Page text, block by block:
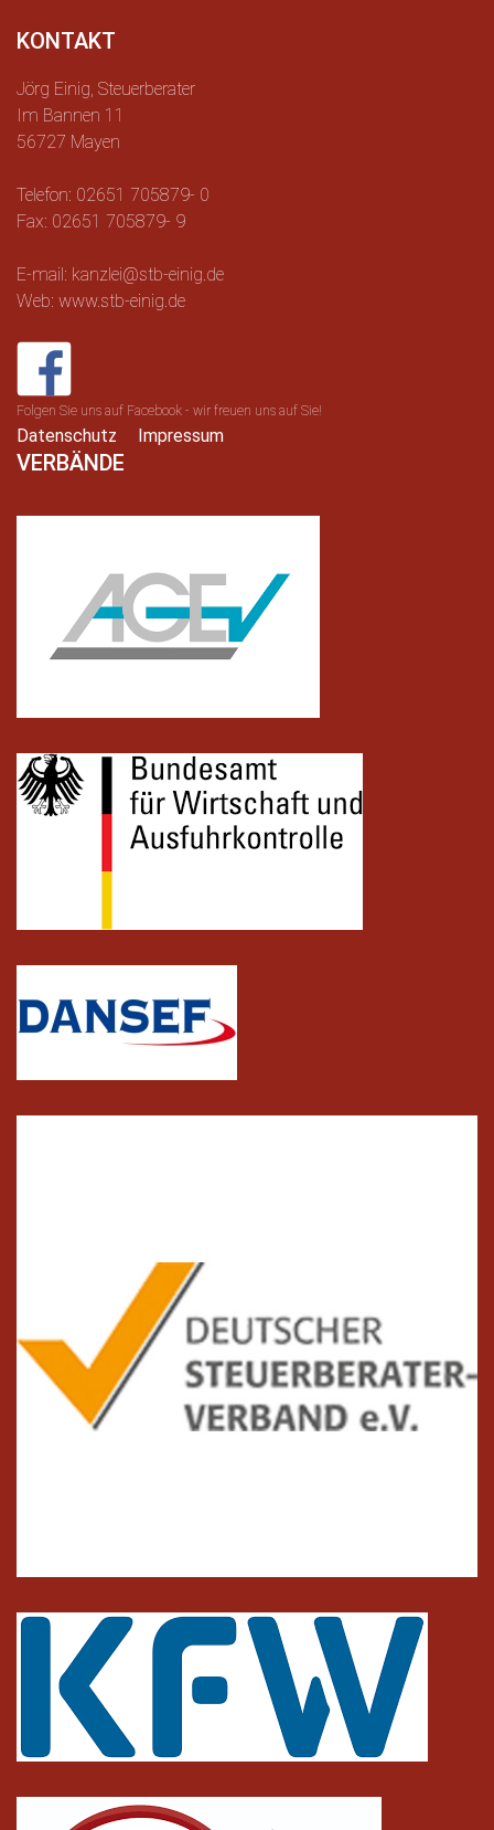
KONTAKT
Jörg Einig, Steuerberater
Im Bannen 11
56727 Mayen
Telefon: 02651 705879- 0
Fax: 02651 705879- 9
E-mail: kanzlei@stb-einig.de
Web: www.stb-einig.de
Folgen Sie uns auf Facebook - wir freuen uns auf Sie!
Datenschutz Impressum
VERBÄNDE